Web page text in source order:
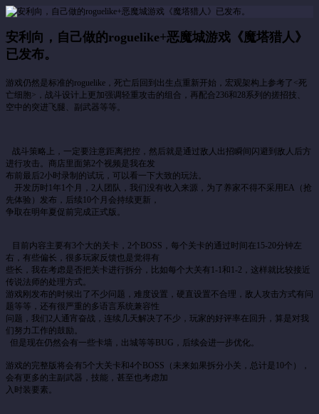
安利向，自己做的roguelike+恶魔城游戏《魔塔猎人》
已发布。
游戏仍然是标准的roguelike，死亡后回到出生点重新开始，宏观架构上参考了<死
亡细胞>，战斗设计上更加强调轻重攻击的组合，再配合236和28系列的搓招技、
空中的突进飞腿、副武器等等。
战斗策略上，一定要注意距离把控，然后就是通过敌人出招瞬间闪避到敌人后方
进行攻击。商店里面第2个视频是我在发
布前最后2小时录制的试玩，可以看一下大致的玩法。
开发历时1年1个月，2人团队，我们没有收入来源，为了养家不得不采用EA（抢
先体验）发布，后续10个月会持续更新，
争取在明年夏促前完成正式版。
目前内容主要有3个大的关卡，2个BOSS，每个关卡的通过时间在15-20分钟左
右，有些偏长，很多玩家反馈也是觉得有
些长，我在考虑是否把关卡进行拆分，比如每个大关有1-1和1-2，这样就比较接近
传说法师的处理方式。
游戏刚发布的时候出了不少问题，难度设置，硬直设置不合理，敌人攻击方式有问
题等等，还有很严重的多语言系统兼容性
问题，我们2人通宵奋战，连续几天解决了不少，玩家的好评率在回升，算是对我
们努力工作的鼓励。
但是现在仍然会有一些卡墙，出城等等BUG，后续会进一步优化。
游戏的完整版将会有5个大关卡和4个BOSS（未来如果拆分小关，总计是10个），
会有更多的主副武器，技能，甚至也考虑加
入时装要素。